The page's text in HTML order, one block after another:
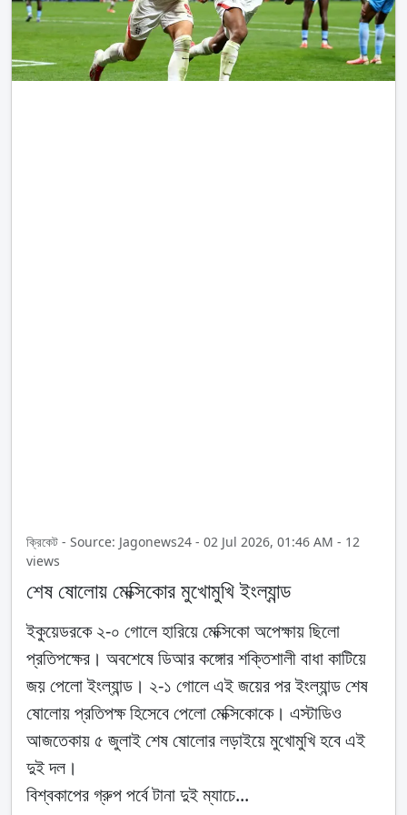
ক্রিকেট - Source: Jagonews24 - 02 Jul 2026, 01:46 AM - 12
views
শেষ ষোলোয় মেক্সিকোর মুখোমুখি ইংল্যান্ড
ইকুয়েডরকে ২-০ গোলে হারিয়ে মেক্সিকো অপেক্ষায় ছিলো
প্রতিপক্ষের। অবশেষে ডিআর কঙ্গোর শক্তিশালী বাধা কাটিয়ে
জয় পেলো ইংল্যান্ড। ২-১ গোলে এই জয়ের পর ইংল্যান্ড শেষ
ষোলোয় প্রতিপক্ষ হিসেবে পেলো মেক্সিকোকে। এস্টাডিও
আজতেকায় ৫ জুলাই শেষ ষোলোর লড়াইয়ে মুখোমুখি হবে এই
দুই দল।
বিশ্বকাপের গ্রুপ পর্বে টানা দুই ম্যাচে...